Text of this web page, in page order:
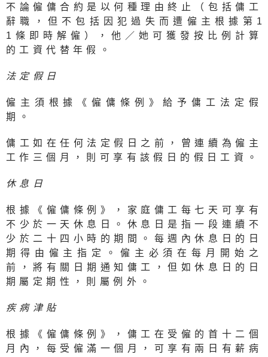
不論僱傭合約是以何種理由終止（包括傭工
辭職，但不包括因犯過失而遭僱主根據第 1
1條即時解僱），他／她可獲發按比例計算
的工資代替年假。
法定假日
僱主須根據《僱傭條例》給予傭工法定假
期。
傭工如在任何法定假日之前，曾連續為僱主
工作三個月，則可享有該假日的假日工資。
休息日
根據《僱傭條例》，家庭傭工每七天可享有
不少於一天休息日。休息日是指一段連續不
少於二十四小時的期間。每週內休息日的日
期得由僱主指定。僱主必須在每月開始之
前，將有關日期通知傭工，但如休息日的日
期屬定期性，則屬例外。
疾病津貼
根據《僱傭條例》，傭工在受僱的首十二個
月內，每受僱滿一個月，可享有兩日有薪病